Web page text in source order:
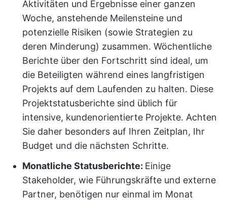
Aktivitäten und Ergebnisse einer ganzen
Woche, anstehende Meilensteine und
potenzielle Risiken (sowie Strategien zu
deren Minderung) zusammen. Wöchentliche
Berichte über den Fortschritt sind ideal, um
die Beteiligten während eines langfristigen
Projekts auf dem Laufenden zu halten. Diese
Projektstatusberichte sind üblich für
intensive, kundenorientierte Projekte. Achten
Sie daher besonders auf Ihren Zeitplan, Ihr
Budget und die nächsten Schritte.
Monatliche Statusberichte: Einige
Stakeholder, wie Führungskräfte und externe
Partner, benötigen nur einmal im Monat